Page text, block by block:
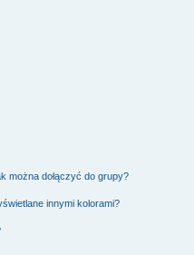
można dołączyć do grupy?
innymi kolorami?